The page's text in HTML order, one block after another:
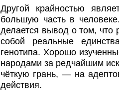
Другой крайностью
большую часть в
делается вывод о том,
собой реальные
генотипа. Хорошо
народами за редчайшим
чёткую грань, — на
действия.